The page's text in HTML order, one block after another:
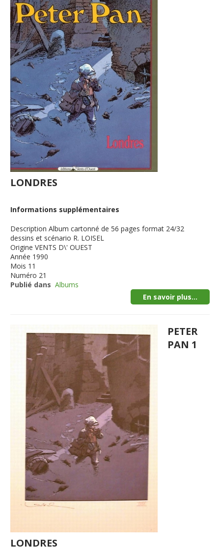
LONDRES
Informations supplémentaires
Description Album cartonné de 56 pages format 24/32
dessins et scénario R. LOISEL
Origine VENTS D\' OUEST
Année 1990
Mois 11
Numéro 21
Publié dans Albums
En savoir plus...
PETER
PAN 1
LONDRES